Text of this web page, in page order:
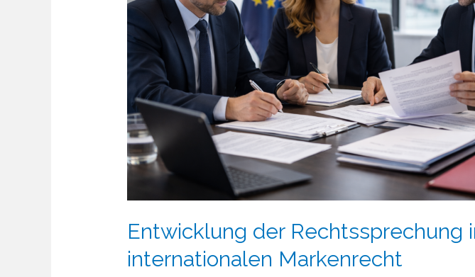
Entwicklung der Rechtssprechung
internationalen Markenrecht